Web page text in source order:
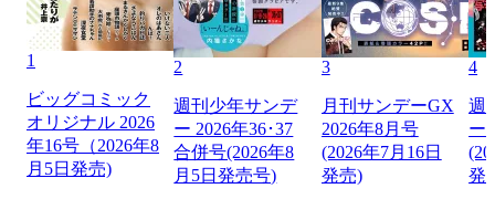
1
ビッグコミック
オリジナル 2026
年16号（2026年8
月5日発売)
2
週刊少年サンデ
ー 2026年36･37
合併号(2026年8
月5日発売号)
3
月刊サンデーGX
2026年8月号
(2026年7月16日
発売)
4
週
ー
発